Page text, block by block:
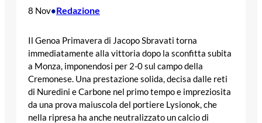
8 Nov•Redazione
Il Genoa Primavera di Jacopo Sbravati torna
immediatamente alla vittoria dopo la sconfitta subita
a Monza, imponendosi per 2-0 sul campo della
Cremonese. Una prestazione solida, decisa dalle reti
di Nuredini e Carbone nel primo tempo e impreziosita
da una prova maiuscola del portiere Lysionok, che
nella ripresa ha anche neutralizzato un calcio di